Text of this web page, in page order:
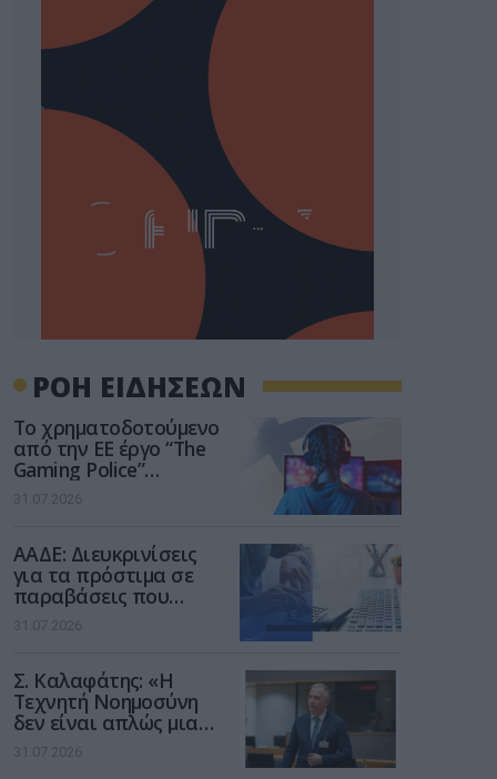
ΡΟΗ ΕΙΔΗΣΕΩΝ
Το χρηματοδοτούμενο
από την ΕΕ έργο “The
Gaming Police”
ενισχύει την ασφάλεια
των παιδιών στο
31.07.2026
ΑΑΔΕ: Διευκρινίσεις
για τα πρόστιμα σε
παραβάσεις που
αφορούν τους ΦΗΜ
31.07.2026
Σ. Καλαφάτης: «Η
Τεχνητή Νοημοσύνη
δεν είναι απλώς μια
νέα τεχνολογία, είναι
μια νέα βιομηχανική
31.07.2026